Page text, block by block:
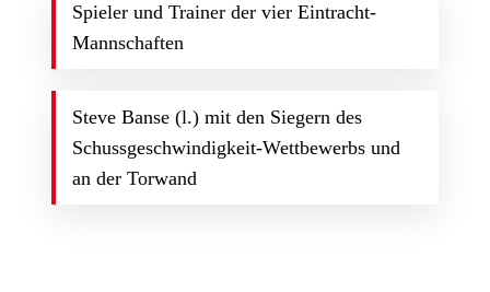
Spieler und Trainer der vier Eintracht-
Mannschaften
Steve Banse (l.) mit den Siegern des
Schussgeschwindigkeit-Wettbewerbs und
an der Torwand